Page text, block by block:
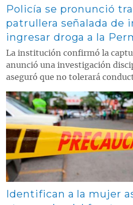
Policía se pronunció
patrullera señalada de
ingresar droga a la
La institución confirmó la
anunció una investigación
aseguró que no tolerará
Contenido multimedia principal
Identifican a la mujer